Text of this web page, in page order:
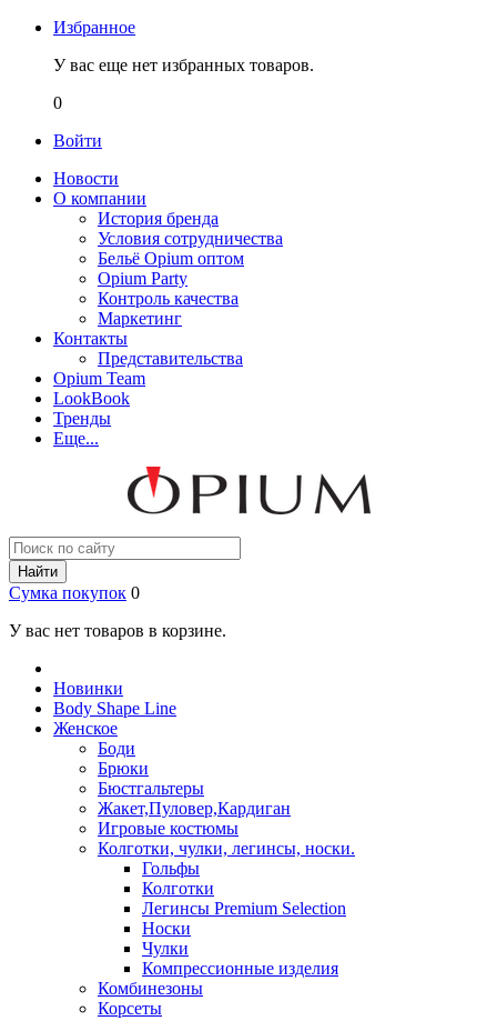
Избранное
У вас еще нет избранных товаров.
0
Войти
Новости
О компании
История бренда
Условия сотрудничества
Бельё Opium оптом
Opium Party
Контроль качества
Маркетинг
Контакты
Представительства
Opium Team
LookBook
Тренды
Еще...
Найти
Сумка покупок 0
У вас нет товаров в корзине.
Новинки
Body Shape Line
Женское
Боди
Брюки
Бюстгальтеры
Жакет,Пуловер,Кардиган
Игровые костюмы
Колготки, чулки, легинсы, носки.
Гольфы
Колготки
Легинсы Premium Selection
Носки
Чулки
Компрессионные изделия
Комбинезоны
Корсеты